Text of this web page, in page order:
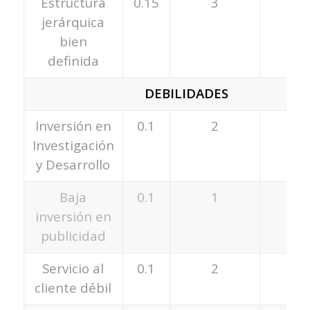
jerárquica
bien
definida
DEBILIDADES
Inversión en
Investigación
y Desarrollo
0.1 2
Baja
inversión en
publicidad
0.1 1
Servicio al
cliente débil
0.1 2